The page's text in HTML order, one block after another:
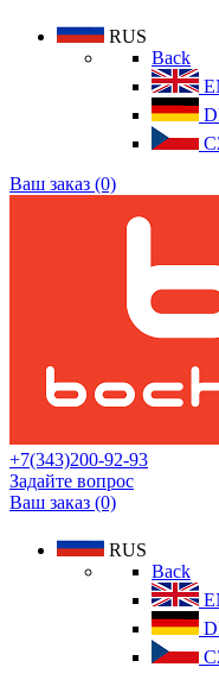
RUS
Back
Ваш заказ (0)
+7(343)200-92-93
Задайте вопрос
Ваш заказ (0)
RUS
Back